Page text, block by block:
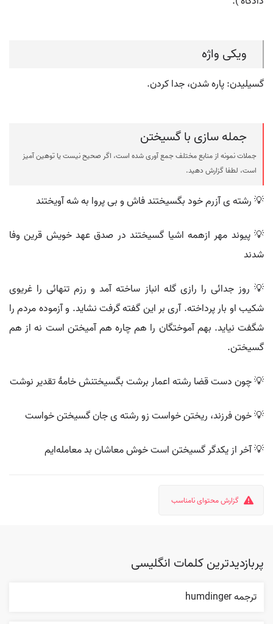
ویکی واژه
گسیلیدن: پاره شدن، جدا کردن.
جمله سازی با گسیختن
جملات نمونه از منابع مختلف جمع آوری شده است، اگر صحیح نیست یا توهین آمیز
است، لطفا گزارش دهید.
💡 رشته ی آزرم خود بگسیختند فاش و بی پروا به شه آویختند
💡 پیوند مهر ازهمه اشیا گسیختند در صدق عهد خویش قرین وفا
شدند
💡 روز جدائی را رازی گله انباز ساخته آمد و رزم تنهائی را غریوی
شکیب او بار پرداخته. آری بر این گفته گرفت نشاید. و آزموده مردم را
شگفت نیاید. بهم آموختگان را هم چاره هم آمیختن است نه از هم
گسیختن.
💡 چون دست قضا رشته اعمار برشت بگسیختنش خامهٔ تقدیر نوشت
💡 خون فرزند، ریختن خواست زو رشته ی جان گسیختن خواست
💡 آخر از یکدگر گسیختن است خوش معاشان بد معامله‌ایم
گزارش محتوای نامناسب
پربازدیدترین کلمات انگلیسی
ترجمه humdinger